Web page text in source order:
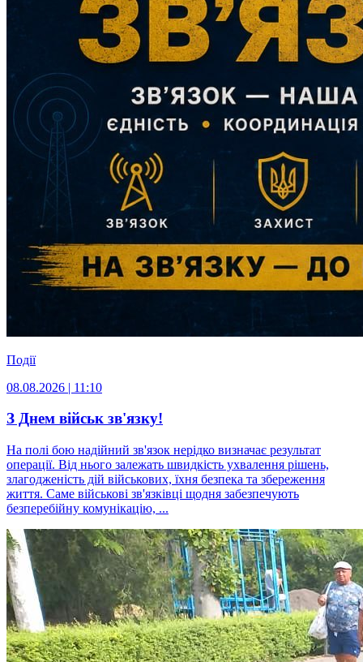
Події
08.08.2026 | 11:10
З Днем військ зв'язку!
На полі бою надійний зв'язок нерідко визначає результат
операції. Від нього залежать швидкість ухвалення рішень,
злагодженість дій військових, їхня безпека та збереження
життя. Саме військові зв'язківці щодня забезпечують
безперебійну комунікацію, ...